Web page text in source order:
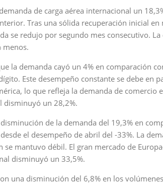
de carga aérea internacional un
Tras una sólida recuperación inicial en
se redujo por segundo mes consecutivo.
menos.
la demanda cayó un 4% en comparación
Este desempeño constante se debe en
lo que refleja la demanda de comercio
disminuyó un 28,2%.
de la demanda del 19,3% en
el desempeño de abril del -33%. La
mantuvo débil. El gran mercado de
disminuyó un 33,5%.
una disminución del 6,8% en los